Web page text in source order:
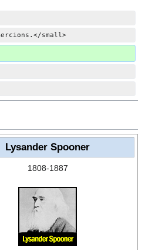
small>
Lysander Spooner
1808-1887